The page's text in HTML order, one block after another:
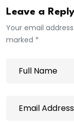
Leave a Reply
Your email
marked *